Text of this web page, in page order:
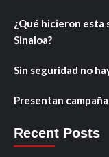
¿Qué hicieron esta
Sinaloa?
Sin seguridad no
Presentan
Recent Posts